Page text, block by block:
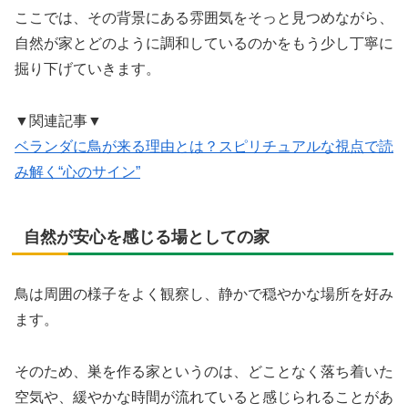
ここでは、その背景にある雰囲気をそっと見つめながら、
自然が家とどのように調和しているのかをもう少し丁寧に
掘り下げていきます。
▼関連記事▼
ベランダに鳥が来る理由とは？スピリチュアルな視点で読
み解く“心のサイン”
自然が安心を感じる場としての家
鳥は周囲の様子をよく観察し、静かで穏やかな場所を好み
ます。
そのため、巣を作る家というのは、どことなく落ち着いた
空気や、緩やかな時間が流れていると感じられることがあ